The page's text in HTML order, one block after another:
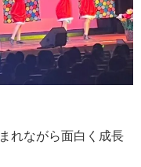
れながら面白く成長